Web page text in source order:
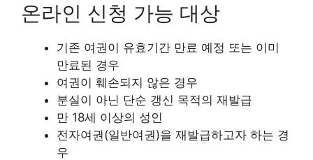
온라인 신청 가능 대상
기존 여권이 유효기간 만료 예정 또는 이미
만료된 경우
여권이 훼손되지 않은 경우
분실이 아닌 단순 갱신 목적의 재발급
만 18세 이상의 성인
전자여권(일반여권)을 재발급하고자 하는 경
우